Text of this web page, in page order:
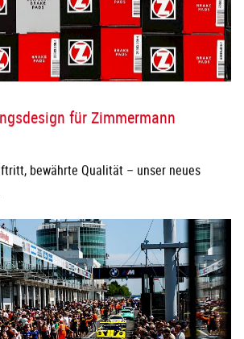
für Zimmermann
bewährte Qualität – unser neues